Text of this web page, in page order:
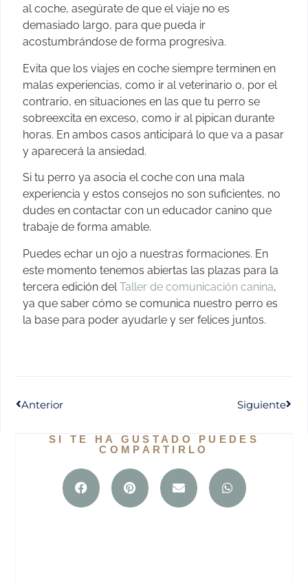
al coche, asegúrate de que el viaje no es
demasiado largo, para que pueda ir
acostumbrándose de forma progresiva.
Evita que los viajes en coche siempre terminen en
malas experiencias, como ir al veterinario o, por el
contrario, en situaciones en las que tu perro se
sobreexcita en exceso, como ir al pipican durante
horas. En ambos casos anticipará lo que va a pasar
y aparecerá la ansiedad.
Si tu perro ya asocia el coche con una mala
experiencia y estos consejos no son suficientes, no
dudes en contactar con un educador canino que
trabaje de forma amable.
Puedes echar un ojo a nuestras formaciones. En
este momento tenemos abiertas las plazas para la
tercera edición delTaller de comunicación canina,
ya que saber cómo se comunica nuestro perro es
la base para poder ayudarle y ser felices juntos.
Anterior Siguiente
SI TE HA GUSTADO PUEDES
COMPARTIRLO